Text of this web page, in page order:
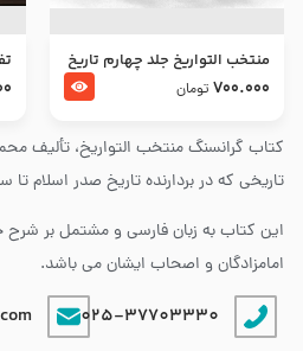
کتاب گرانسنگ منتخب التواريخ، تألیف
تاریخی که در بردارنده تاریخ صدر اسلام
این کتاب به زبان فارسی و مشتمل بر شرح
امامزادگان و اصحاب ایشان می باشد.
025-37703330
منتخب التواریخ جلد چهارم تاریخ
امام زین العابدین و امام محمد
700.000 تومان